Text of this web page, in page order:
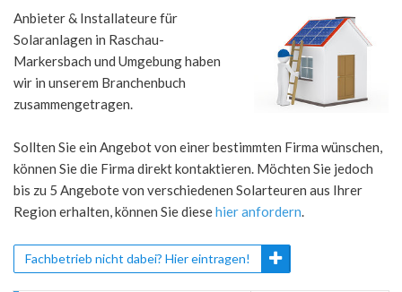
Anbieter & Installateure für
Solaranlagen in Raschau-
Markersbach und Umgebung haben
wir in unserem Branchenbuch
zusammengetragen.
Sollten Sie ein Angebot von einer bestimmten Firma wünschen,
können Sie die Firma direkt kontaktieren. Möchten Sie jedoch
bis zu 5 Angebote von verschiedenen Solarteuren aus Ihrer
Region erhalten, können Sie diesehier anfordern.
Fachbetrieb nicht dabei? Hier eintragen!